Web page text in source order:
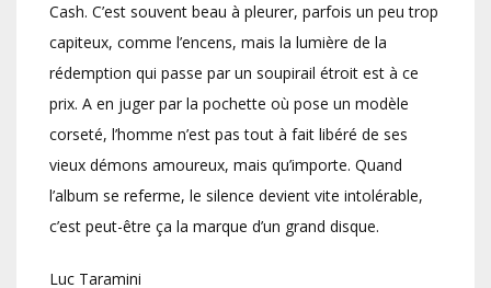
Cash. C’est souvent beau à pleurer, parfois un peu trop
capiteux, comme l’encens, mais la lumière de la
rédemption qui passe par un soupirail étroit est à ce
prix. A en juger par la pochette où pose un modèle
corseté, l’homme n’est pas tout à fait libéré de ses
vieux démons amoureux, mais qu’importe. Quand
l’album se referme, le silence devient vite intolérable,
c’est peut-être ça la marque d’un grand disque.
Luc Taramini